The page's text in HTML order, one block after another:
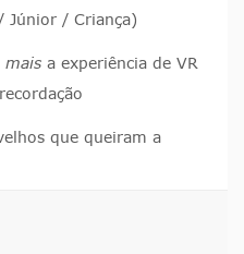
/ Criança)
mais a experiência de VR
que queiram a